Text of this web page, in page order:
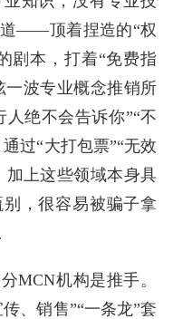
——顶着捏造的“权
剧本，打着“免费指
一波专业概念推销所
人绝不会告诉你”“不
过“大打包票”“无效
加上这些领域本身具
，很容易被骗子拿
MCN机构是推手。
、销售”“一条龙”套